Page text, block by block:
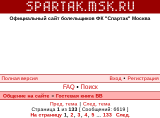
Официальный сайт болельщиков ФК "Спартак" Москва
Полная версия Вход • Регистрация
FAQ • Поиск
Общение на сайте » Гостевая книга ВВ
Пред. тема | След. тема
Страница 1 из 133 [ Сообщений: 6619 ]
На страницу 1 2 3 4 5 133
След.